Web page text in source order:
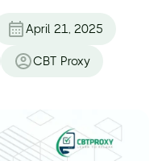
April 21, 2025
CBT Proxy